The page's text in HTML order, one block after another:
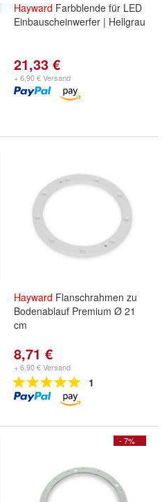
Hayward Farbblende für LED
Einbauscheinwerfer | Hellgrau
21,33 €
+ 6,90 € Versand
Hayward Flanschrahmen zu
Bodenablauf Premium Ø 21
cm
8,71 €
+ 6,90 € Versand
1
- 7%